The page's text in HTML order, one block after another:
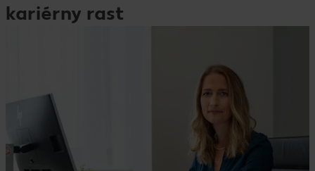
kariérny rast